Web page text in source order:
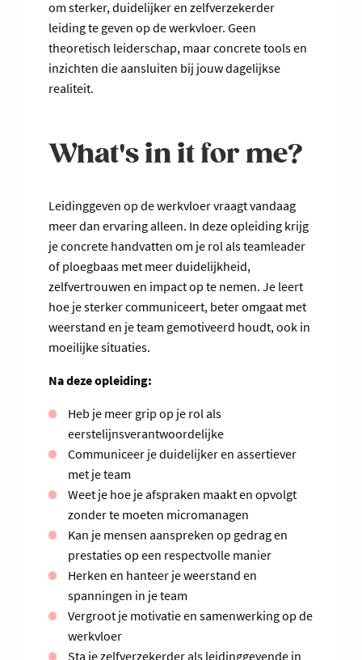
om sterker, duidelijker en zelfverzekerder
leiding te geven op de werkvloer. Geen
theoretisch leiderschap, maar concrete tools en
inzichten die aansluiten bij jouw dagelijkse
realiteit.
What's in it for me?
Leidinggeven op de werkvloer vraagt vandaag
meer dan ervaring alleen. In deze opleiding krijg
je concrete handvatten om je rol als teamleader
of ploegbaas met meer duidelijkheid,
zelfvertrouwen en impact op te nemen. Je leert
hoe je sterker communiceert, beter omgaat met
weerstand en je team gemotiveerd houdt, ook in
moeilijke situaties.
Na deze opleiding:
Heb je meer grip op je rol als
eerstelijnsverantwoordelijke
Communiceer je duidelijker en assertiever
met je team
Weet je hoe je afspraken maakt en opvolgt
zonder te moeten micromanagen
Kan je mensen aanspreken op gedrag en
prestaties op een respectvolle manier
Herken en hanteer je weerstand en
spanningen in je team
Vergroot je motivatie en samenwerking op de
werkvloer
Sta je zelfverzekerder als leidinggevende in